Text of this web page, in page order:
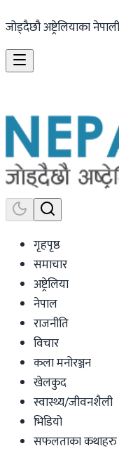
जोड्दैछौ अष्ट्रेलियाका नेपाली
गृहपृष्ठ
समाचार
अष्ट्रेलिया
नेपाल
राजनीति
विचार
कला मनोरञ्जन
खेलकुद
स्वास्थ्य/जीवनशैली
भिडियो
सफलताका कथाहरु